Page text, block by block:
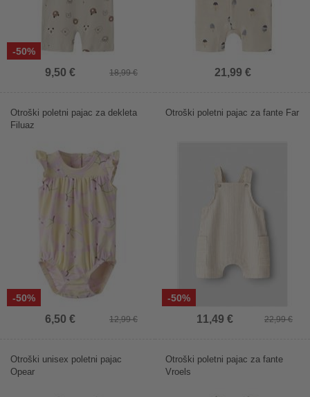
-50%
18,99 €
9,50 € 21,99 €
-50%
Otroški poletni pajac za dekleta
Filuaz
12,99 €
6,50 €
-50%
Otroški poletni pajac za fante Far
22,99 €
11,49 €
Otroški unisex poletni pajac
Opear
Otroški poletni pajac za fante
Vroels